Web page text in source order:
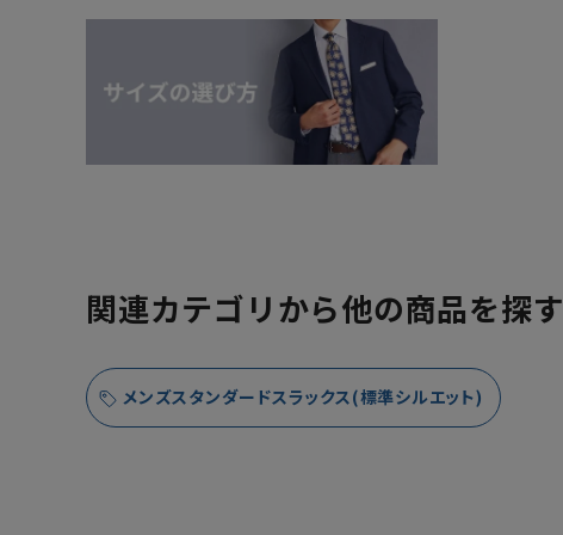
関連カテゴリから他の商品を探す
メンズスタンダードスラックス(標準シルエット)